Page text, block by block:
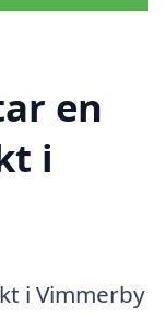
en
i
i Vimmerby